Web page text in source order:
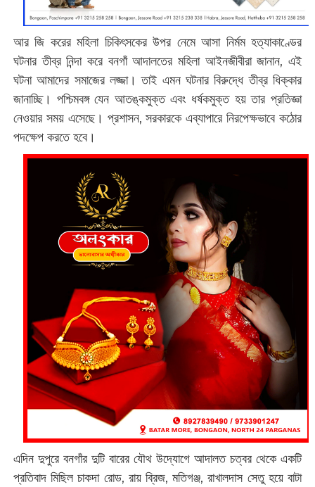
আর জি করের মহিলা চিকিৎসকের উপর নেমে আসা নির্মম হত্যাকাণ্ডের
ঘটনার তীব্র নিন্দা করে বনগাঁ আদালতের মহিলা আইনজীবীরা জানান, এই
ঘটনা আমাদের সমাজের লজ্জা। তাই এমন ঘটনার বিরুদ্ধে তীব্র ধিক্কার
জানাচ্ছি। পশ্চিমবঙ্গ যেন আতঙ্কমুক্ত এবং ধর্ষকমুক্ত হয় তার প্রতিজ্ঞা
নেওয়ার সময় এসেছে। প্রশাসন, সরকারকে এব্যাপারে নিরপেক্ষভাবে কঠোর
পদক্ষেপ করতে হবে।
এদিন দুপুরে বনগাঁর দুটি বারের যৌথ উদ্যোগে আদালত চত্বর থেকে একটি
প্রতিবাদ মিছিল চাকদা রোড, রায় ব্রিজ, মতিগঞ্জ, রাখালদাস সেতু হয়ে বাটা